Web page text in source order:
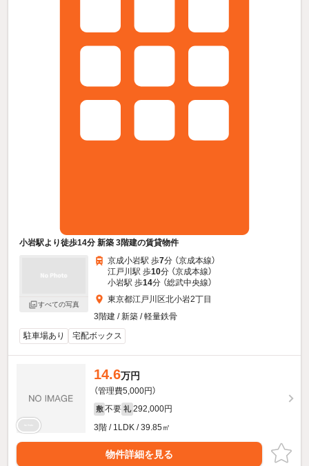
小岩駅より徒歩14分 新築 3階建の賃貸物件
すべての写真
京成小岩駅 歩7分 （京成本線）
江戸川駅 歩10分 （京成本線）
小岩駅 歩14分 （総武中央線）
東京都江戸川区北小岩2丁目
3階建 / 新築 / 軽量鉄骨
駐車場あり
宅配ボックス
14.6万円
（管理費5,000円）
敷 不要 礼 292,000円
3階 / 1LDK / 39.85㎡
物件詳細を見る